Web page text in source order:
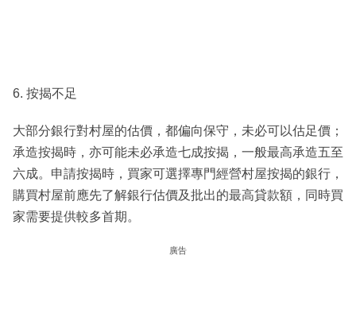
6. 按揭不足
大部分銀行對村屋的估價，都偏向保守，未必可以估足價；
承造按揭時，亦可能未必承造七成按揭，一般最高承造五至
六成。申請按揭時，買家可選擇專門經營村屋按揭的銀行，
購買村屋前應先了解銀行估價及批出的最高貸款額，同時買
家需要提供較多首期。
廣告